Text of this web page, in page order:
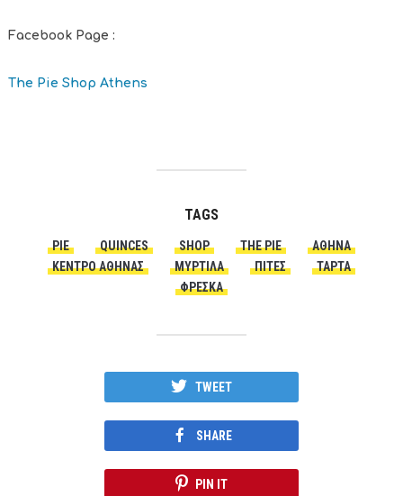
Facebook Page :
The Pie Shop Athens
TAGS
PIE QUINCES SHOP THE PIE
ΑΘΗΝΑ
ΚΈΝΤΡΟ ΑΘΉΝΑΣ
ΜΎΡΤΙΛΑ ΠΊΤΕΣ
ΤΆΡΤΑ
ΦΡΈΣΚΑ
TWEET
SHARE
PIN IT